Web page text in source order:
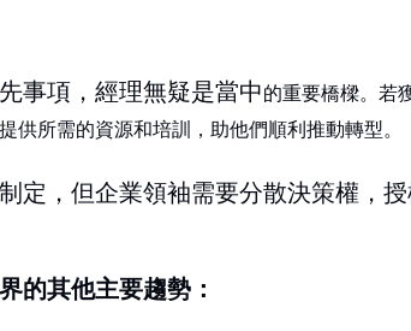
事項，經理無疑是當中的重要橋樑。若
所需的資源和培訓，助他們順利推動轉型。
定，但企業領袖需要分散決策權，
的其他主要趨勢：